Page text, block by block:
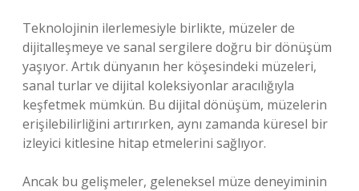
Teknolojinin ilerlemesiyle birlikte, müzeler de
dijitalleşmeye ve sanal sergilere doğru bir dönüşüm
yaşıyor. Artık dünyanın her köşesindeki müzeleri,
sanal turlar ve dijital koleksiyonlar aracılığıyla
keşfetmek mümkün. Bu dijital dönüşüm, müzelerin
erişilebilirliğini artırırken, aynı zamanda küresel bir
izleyici kitlesine hitap etmelerini sağlıyor.
Ancak bu gelişmeler, geleneksel müze deneyiminin